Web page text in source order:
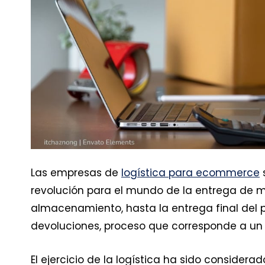
Las empresas de logística para ecommerce
revolución para el mundo de la entrega de
almacenamiento, hasta la entrega final del
devoluciones, proceso que corresponde a
El ejercicio de la logística ha sido